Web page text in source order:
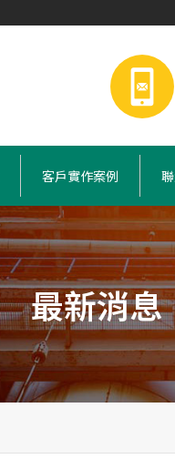
客戶實作案例
最新消息